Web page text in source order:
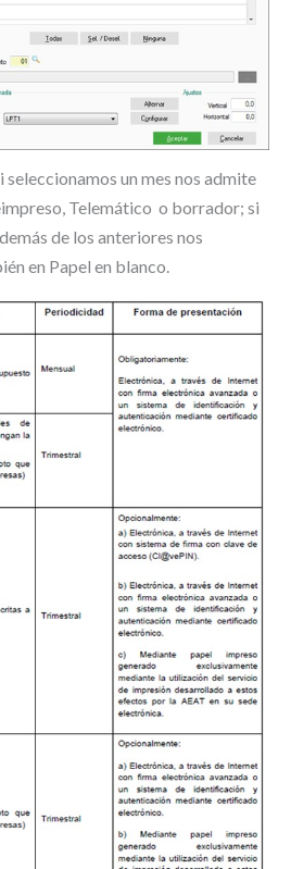
seleccionamos un mes nos admite
Telemático o borrador; si
de los anteriores nos
en Papel en blanco.